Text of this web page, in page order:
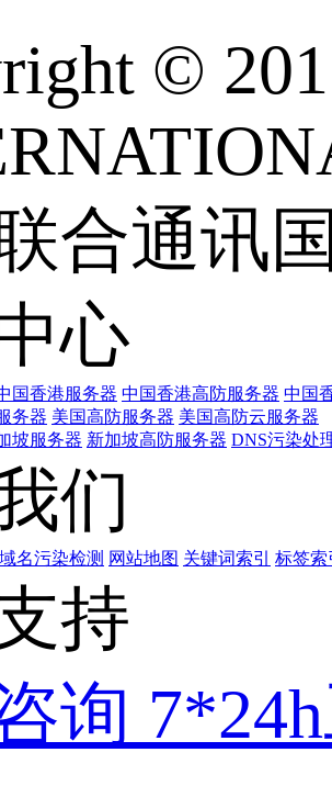
©
合通讯
心
国香港服务器 中国香港高防服务器 中国
务器 美国高防服务器 美国高防云服务器
坡服务器 新加坡高防服务器 DNS污染处
们
域名污染检测 网站地图 关键词索引 标签索
持
询